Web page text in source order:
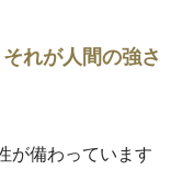
れが人間の強さ
が備わっています